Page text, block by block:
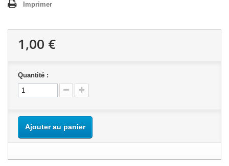
Imprimer
1,00 €
Quantité :
Ajouter au panier